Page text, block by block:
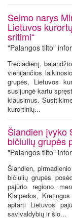
Seimo narys
Lietuvos
sritimi“
"Palangos tilto"
Trečiadienį,
vienijančios
grupės, Lietuvos
susijungė kartu
klausimus.
kurortinių...
Šiandien įvyko
bičiulių grupės
"Palangos tilto"
Šiandien,
bičiulių grupės
pajūrio regiono
Klaipėdos,
aptarti Lietuvos
savivaldybių ir šio...